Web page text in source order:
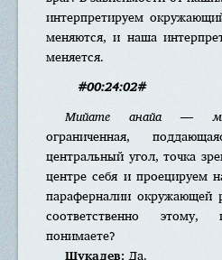
интерпретируем
меняются, и наша
меняется.
#00:24:02#
Мийате анайа —
ограниченная,
центральный угол, точка
центре себя и проецируем
параферналии
соответственно этому,
понимаете?
Шукадев:Да.